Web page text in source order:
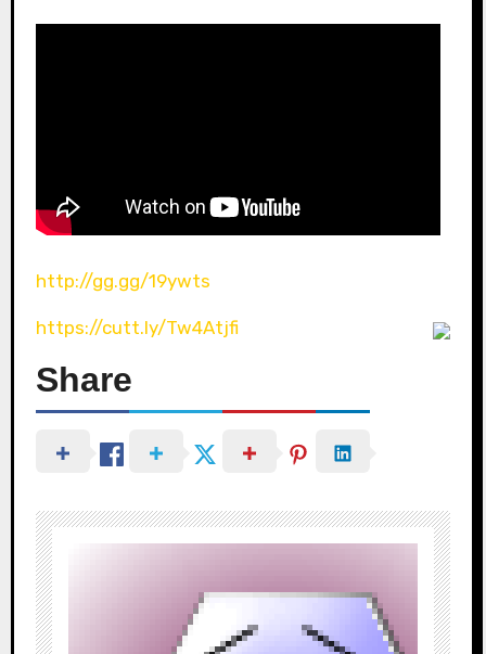
http://gg.gg/19ywts
https://cutt.ly/Tw4Atjfi
Share